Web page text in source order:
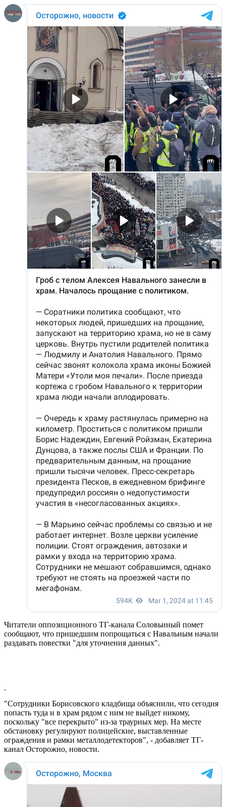
Читатели оппозиционного ТГ-канала Соловьиный помет
сообщают, что пришедшим попрощаться с Навальным начали
раздавать повестки "для уточнения данных".
"Сотрудники Борисовского кладбища объяснили, что сегодня
попасть туда и в храм рядом с ним не выйдет никому,
поскольку "все перекрыто" из-за траурных мер. На месте
обстановку регулируют полицейские, выставленные
ограждения и рамки металлодетекторов", - добавляет ТГ-
канал Осторожно, новости.